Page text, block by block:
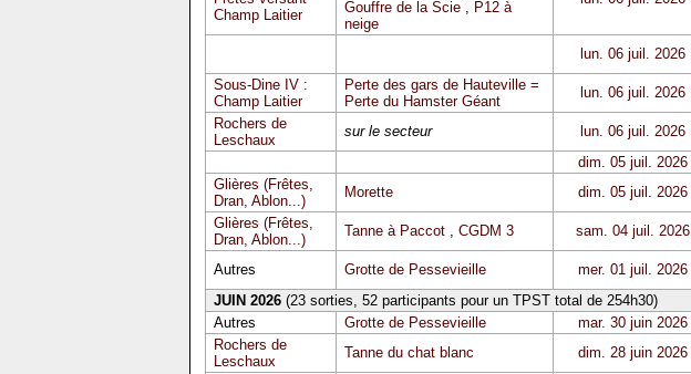
Champ Laitier
Gouffre de la Scie, P12 à
neige
lun. 06 juil. 2026
Sous-Dine IV :
Champ Laitier
Perte des gars de Hauteville =
Perte du Hamster Géant
lun. 06 juil. 2026
Rochers de
Leschaux
sur le secteur lun. 06 juil. 2026
dim. 05 juil. 2026
Glières (Frêtes,
Dran, Ablon...)
Morette dim. 05 juil. 2026
Glières (Frêtes,
Dran, Ablon...)
Tanne à Paccot, CGDM 3 sam. 04 juil. 2026
Autres Grotte de Pessevieille mer. 01 juil. 2026
JUIN 2026(23 sorties, 52 participants pour un TPST total de 254h30)
Autres
Grotte de Pessevieille mar. 30 juin 2026
Rochers de
Leschaux
Tanne du chat blanc dim. 28 juin 2026